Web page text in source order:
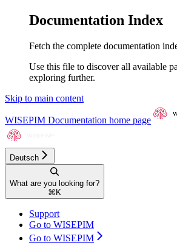
Documentation Index
Fetch the complete documentation
Use this file to discover all available
exploring further.
Skip to main content
WISEPIM Documentation home page
Deutsch
What are you looking for?
⌘ K
Support
Go to WISEPIM
Go to WISEPIM